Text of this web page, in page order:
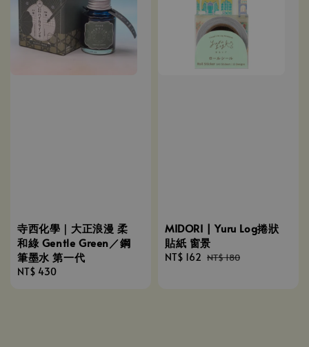
寺西化學｜大正浪漫 柔
和綠 Gentle Green／鋼
筆墨水 第一代
Regular
NT$ 430
MIDORI | Yuru Log捲狀
貼紙 窗景
Sale
NT$ 162 Regular
NT$ 180